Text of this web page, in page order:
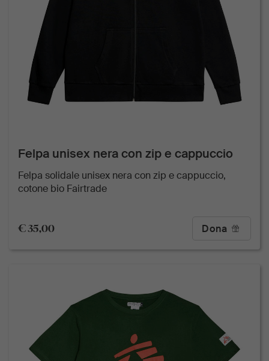
Felpa unisex nera con zip e cappuccio
Felpa solidale unisex nera con zip e cappuccio,
cotone bio Fairtrade
€ 35,00 Dona